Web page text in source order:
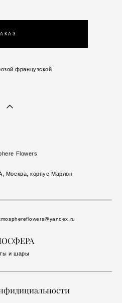
французской
Flowers
Москва, корпус Марлон
и шары